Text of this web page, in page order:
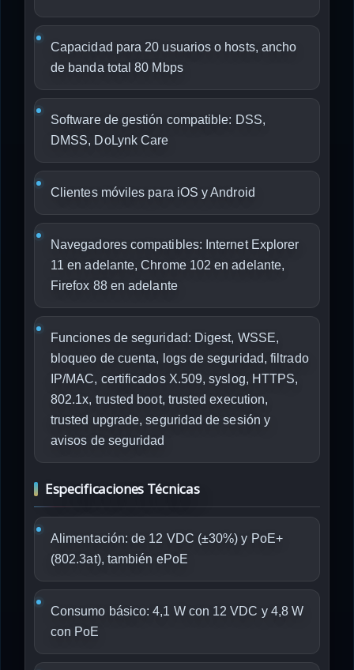
Capacidad para 20 usuarios o hosts, ancho
de banda total 80 Mbps
Software de gestión compatible: DSS,
DMSS, DoLynk Care
Clientes móviles para iOS y Android
Navegadores compatibles: Internet Explorer
11 en adelante, Chrome 102 en adelante,
Firefox 88 en adelante
Funciones de seguridad: Digest, WSSE,
bloqueo de cuenta, logs de seguridad, filtrado
IP/MAC, certificados X.509, syslog, HTTPS,
802.1x, trusted boot, trusted execution,
trusted upgrade, seguridad de sesión y
avisos de seguridad
Especificaciones Técnicas
Alimentación: de 12 VDC (±30%) y PoE+
(802.3at), también ePoE
Consumo básico: 4,1 W con 12 VDC y 4,8 W
con PoE